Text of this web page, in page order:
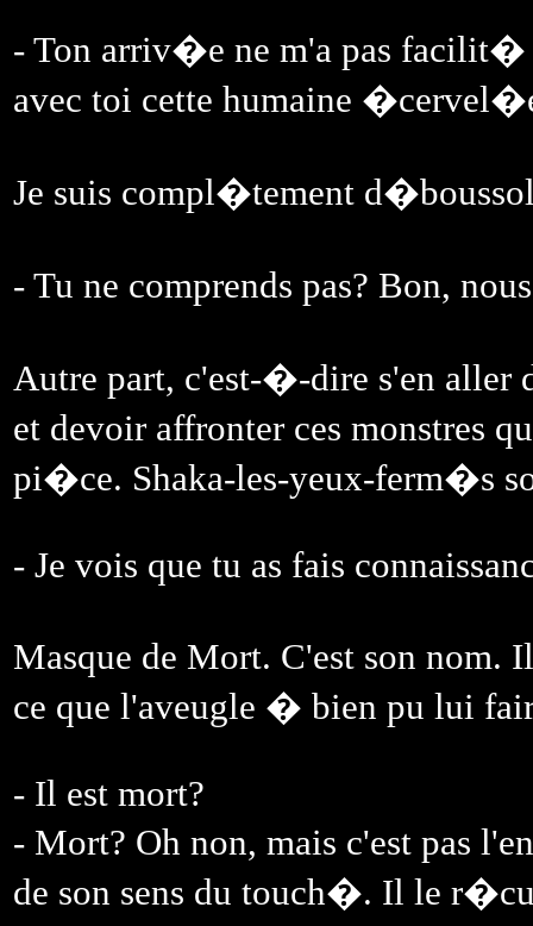
- Ton arriv�e ne m'a pas
avec toi cette humaine
Je suis compl�tement
- Tu ne comprends pas? Bon,
Autre part, c'est-�-dire s'en
et devoir affronter ces monstres
pi�ce. Shaka-les-yeux-ferm�s
- Je vois que tu as fais
Masque de Mort. C'est son nom.
ce que l'aveugle � bien pu lui
- Il est mort?
- Mort? Oh non, mais c'est pas
de son sens du touch�. Il le